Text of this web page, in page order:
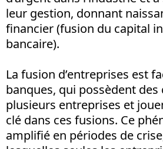
leur gestion, donnant
financier (fusion du capital
bancaire).
La fusion d’entreprises est
banques, qui possèdent des
plusieurs entreprises et
clé dans ces fusions. Ce
amplifié en périodes de